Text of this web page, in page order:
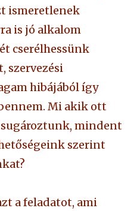
ismeretlenek
is jó alkalom
cserélhessünk
szervezési
hibájából így
Mi akik ott
mindent
szerint
a feladatot, ami